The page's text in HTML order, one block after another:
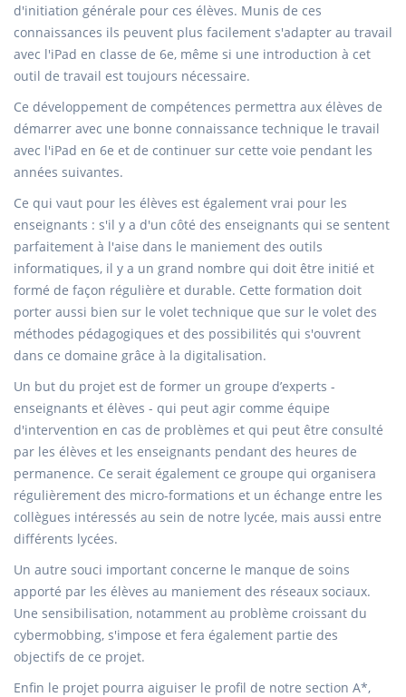
d'initiation générale pour ces élèves. Munis de ces
connaissances ils peuvent plus facilement s'adapter au travail
avec l'iPad en classe de 6e, même si une introduction à cet
outil de travail est toujours nécessaire.
Ce développement de compétences permettra aux élèves de
démarrer avec une bonne connaissance technique le travail
avec l'iPad en 6e et de continuer sur cette voie pendant les
années suivantes.
Ce qui vaut pour les élèves est également vrai pour les
enseignants : s'il y a d'un côté des enseignants qui se sentent
parfaitement à l'aise dans le maniement des outils
informatiques, il y a un grand nombre qui doit être initié et
formé de façon régulière et durable. Cette formation doit
porter aussi bien sur le volet technique que sur le volet des
méthodes pédagogiques et des possibilités qui s'ouvrent
dans ce domaine grâce à la digitalisation.
Un but du projet est de former un groupe d’experts -
enseignants et élèves - qui peut agir comme équipe
d'intervention en cas de problèmes et qui peut être consulté
par les élèves et les enseignants pendant des heures de
permanence. Ce serait également ce groupe qui organisera
régulièrement des micro-formations et un échange entre les
collègues intéressés au sein de notre lycée, mais aussi entre
différents lycées.
Un autre souci important concerne le manque de soins
apporté par les élèves au maniement des réseaux sociaux.
Une sensibilisation, notamment au problème croissant du
cybermobbing, s'impose et fera également partie des
objectifs de ce projet.
Enfin le projet pourra aiguiser le profil de notre section A*,